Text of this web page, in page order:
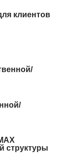
клиентов
структуры